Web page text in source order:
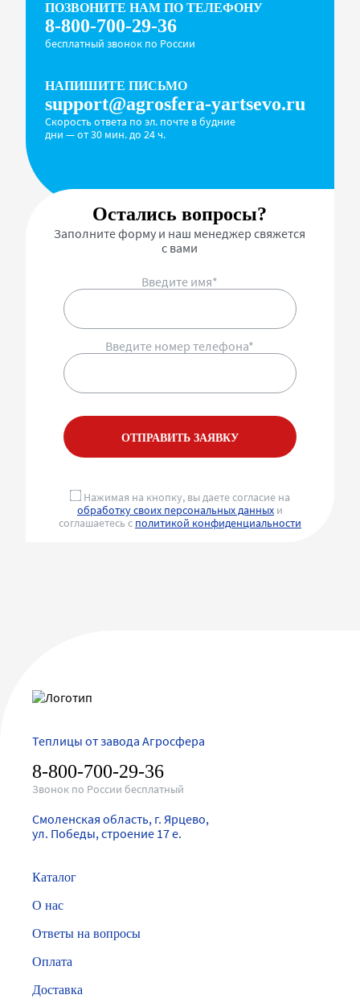
ПОЗВОНИТЕ НАМ ПО ТЕЛЕФОНУ
8-800-700-29-36
бесплатный звонок по России
НАПИШИТЕ ПИСЬМО
support@agrosfera-yartsevo.ru
Скорость ответа по эл. почте в будние
дни — от 30 мин. до 24 ч.
Остались вопросы?
Заполните форму и наш менеджер свяжется
с вами
Введите имя*
Введите номер телефона*
ОТПРАВИТЬ ЗАЯВКУ
Нажимая на кнопку, вы даете согласие на
обработку своих персональных данныхи
соглашаетесь с политикой конфиденциальности
Теплицы от завода Агросфера
8-800-700-29-36
Звонок по России бесплатный
Смоленская область, г. Ярцево,
ул. Победы, строение 17 е.
Каталог
О нас
Ответы на вопросы
Оплата
Доставка